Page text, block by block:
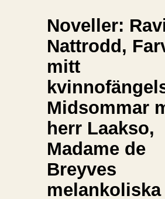
Noveller:
Nattrodd,
mitt
Midsommar
herr Laakso,
Madame de
Breyves
melankoliska